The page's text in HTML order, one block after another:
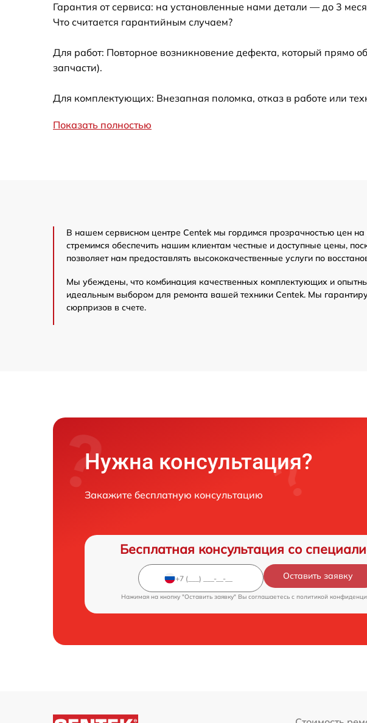
Гарантия от сервиса: на установленные нами детали — до 3
Что считается гарантийным случаем?
Для работ: Повторное возникновение дефекта, который прямо
запчасти).
Для комплектующих: Внезапная поломка, отказ в работе или
Показать полностью
В нашем сервисном центре Centek мы гордимся прозрачностью цен
стремимся обеспечить нашим клиентам честные и доступные цены,
позволяет нам предоставлять высококачественные услуги по
Мы убеждены, что комбинация качественных комплектующих и
идеальным выбором для ремонта вашей техники Centek. Мы
сюрпризов в счете.
Нужна консультация?
Закажите бесплатную консультацию
Бесплатная консультация со
Оставить заявку
Нажимая на кнопку "Оставить заявку" Вы соглашаетесь c политикой